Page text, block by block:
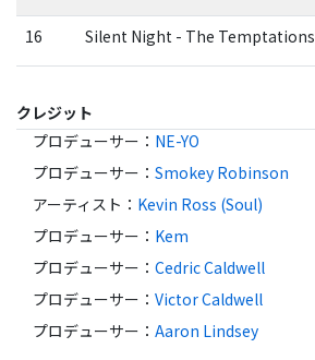
16 Silent Night - The Temptations
クレジット
プロデューサー ： NE-YO
プロデューサー ： Smokey Robinson
アーティスト ： Kevin Ross (Soul)
プロデューサー ： Kem
プロデューサー ： Cedric Caldwell
プロデューサー ： Victor Caldwell
プロデューサー ： Aaron Lindsey